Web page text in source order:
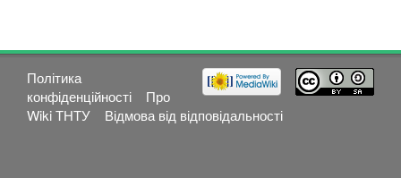
Політика
конфіденційності
Про
Wiki ТНТУ
Відмова від відповідальності